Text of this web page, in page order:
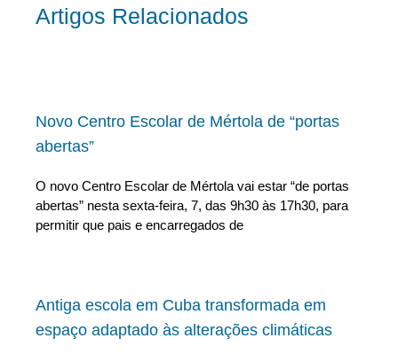
Artigos Relacionados
Novo Centro Escolar de Mértola de “portas
abertas”
O novo Centro Escolar de Mértola vai estar “de portas
abertas” nesta sexta-feira, 7, das 9h30 às 17h30, para
permitir que pais e encarregados de
Antiga escola em Cuba transformada em
espaço adaptado às alterações climáticas